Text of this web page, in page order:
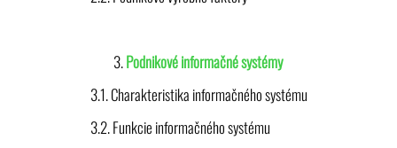
Podnikové informačné systémy
3.1. Charakteristika informačného systému
3.2. Funkcie informačného systému